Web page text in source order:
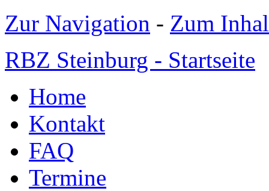
Zur Navigation - Zum
RBZ Steinburg - Startseite
Home
Kontakt
FAQ
Termine